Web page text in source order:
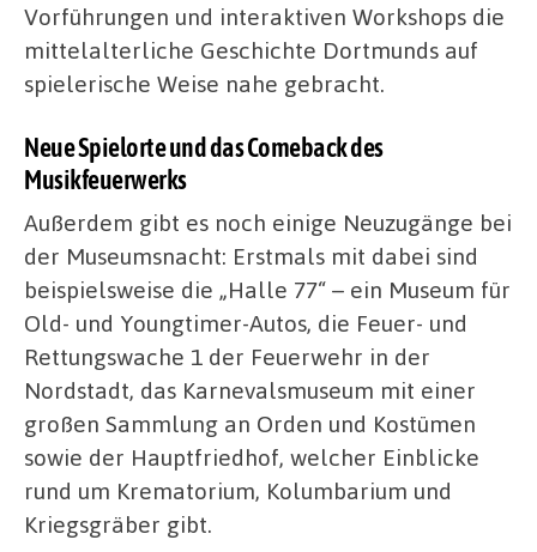
Vorführungen und interaktiven Workshops die
mittelalterliche Geschichte Dortmunds auf
spielerische Weise nahe gebracht.
Neue Spielorte und das Comeback des
Musikfeuerwerks
Außerdem gibt es noch einige Neuzugänge bei
der Museumsnacht: Erstmals mit dabei sind
beispielsweise die „Halle 77“ – ein Museum für
Old- und Youngtimer-Autos, die Feuer- und
Rettungswache 1 der Feuerwehr in der
Nordstadt, das Karnevalsmuseum mit einer
großen Sammlung an Orden und Kostümen
sowie der Hauptfriedhof, welcher Einblicke
rund um Krematorium, Kolumbarium und
Kriegsgräber gibt.